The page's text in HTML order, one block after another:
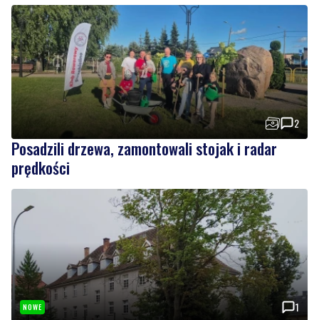
2
Posadzili drzewa, zamontowali stojak i radar
prędkości
NOWE 1